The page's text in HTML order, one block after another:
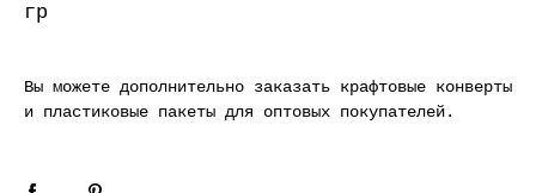
гр
Вы можете дополнительно заказать крафтовые конверты
и пластиковые пакеты для оптовых покупателей.